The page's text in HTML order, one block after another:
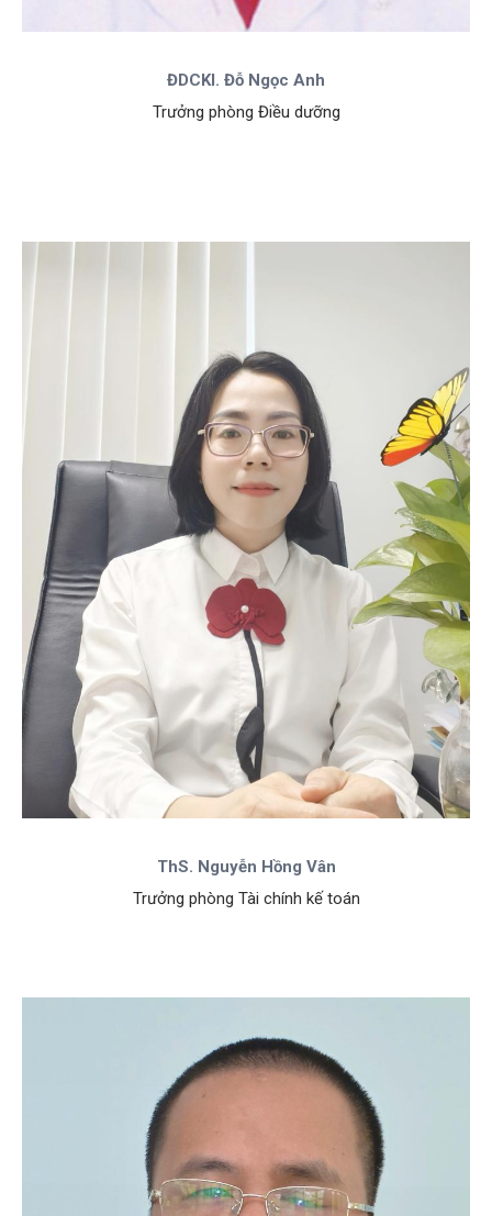
ĐDCKI. Đỗ Ngọc Anh
Trưởng phòng Điều dưỡng
ThS. Nguyễn Hồng Vân
Trưởng phòng Tài chính kế toán